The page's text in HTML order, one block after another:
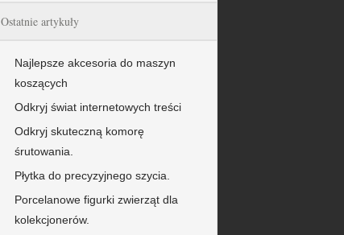
Ostatnie artykuły
Najlepsze akcesoria do maszyn
koszących
Odkryj świat internetowych treści
Odkryj skuteczną komorę
śrutowania.
Płytka do precyzyjnego szycia.
Porcelanowe figurki zwierząt dla
kolekcjonerów.